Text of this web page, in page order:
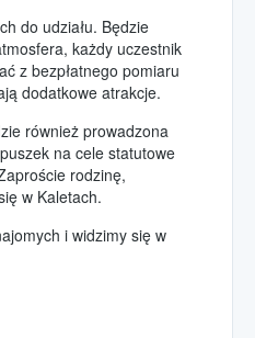
do udziału. Będzie
każdy uczestnik
z bezpłatnego pomiaru
dodatkowe atrakcje.
również prowadzona
na cele statutowe
rodzinę,
w Kaletach.
i widzimy się w